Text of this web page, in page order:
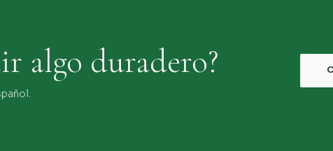
algo duradero?